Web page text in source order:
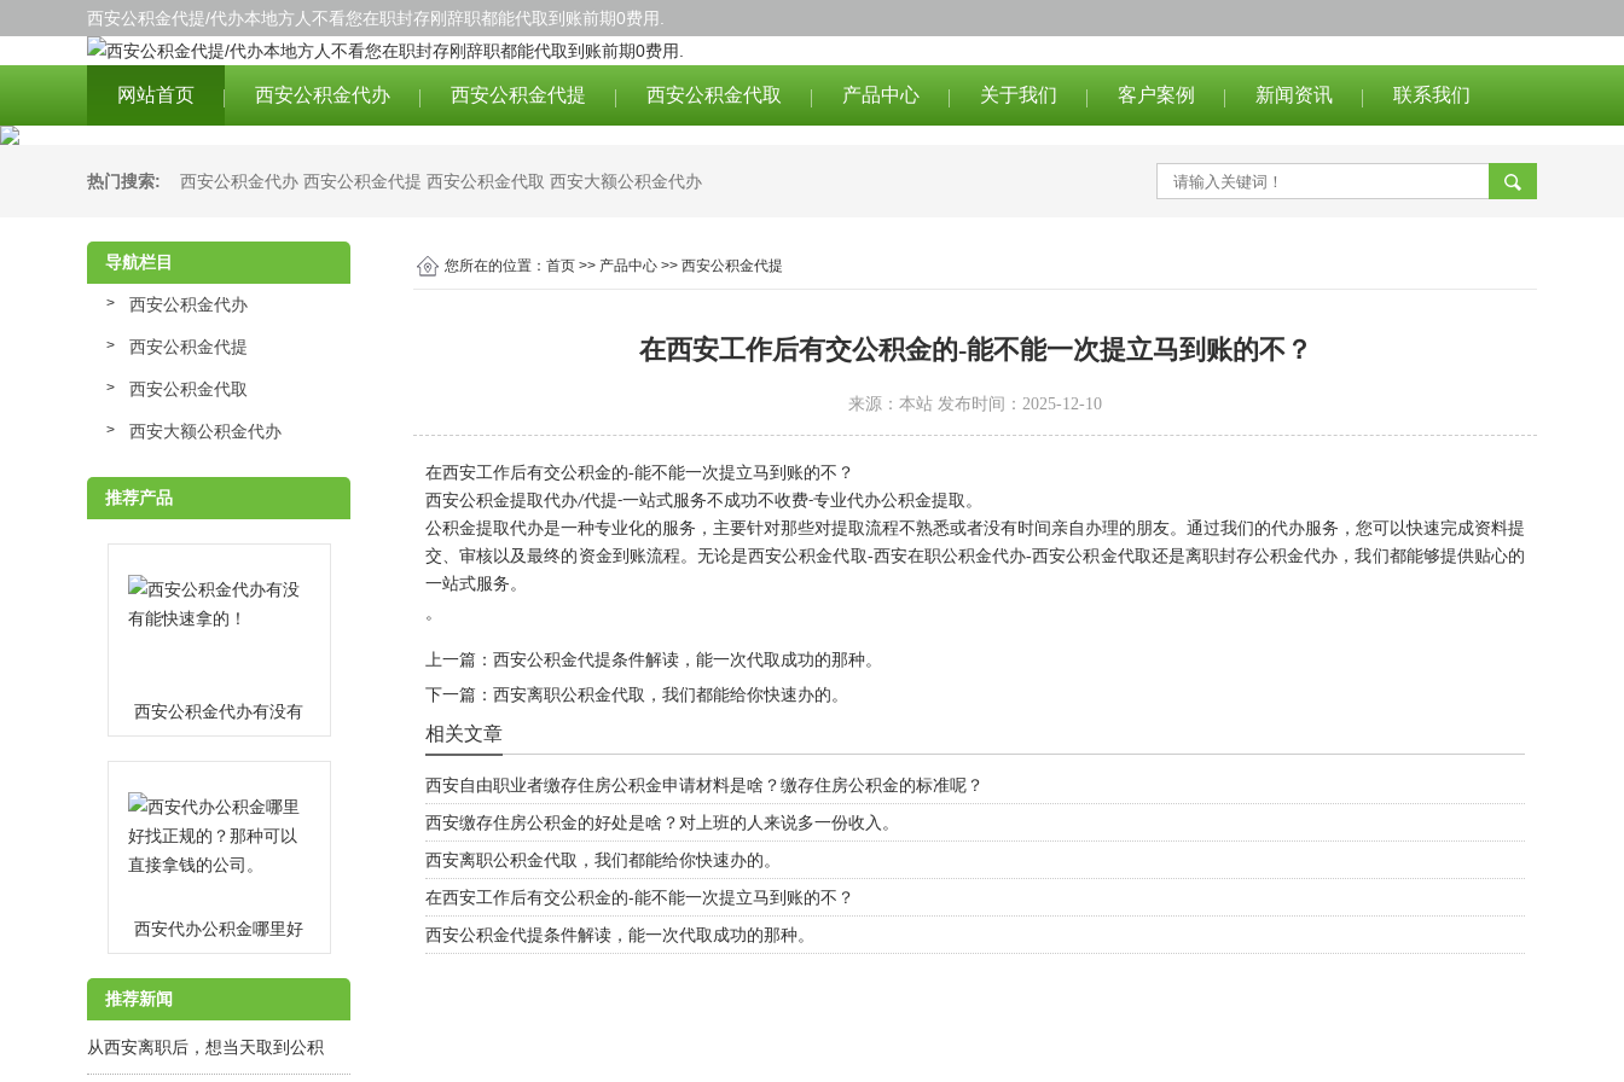
西安公积金代提/代办本地方人不看您在职封存刚辞职都能代取到账前期0费用.
网站首页 西安公积金代办 西安公积金代提 西安公积金代取 产品中心 关于我们 客户案例 新闻资讯 联系我们
热门搜索: 西安公积金代办 西安公积金代提 西安公积金代取 西安大额公积金代办
导航栏目
西安公积金代办
西安公积金代提
西安公积金代取
西安大额公积金代办
推荐产品
西安公积金代办有没有
能快速拿的！
MORE
西安代办公积金哪里好
找正规的？那种可以直
接拿钱的公司。
MORE
推荐新闻
从西安离职后，想当天取到公积
您所在的位置： 首页 >> 产品中心 >> 西安公积金代提
在西安工作后有交公积金的-能不能一次提立马到账的不？
来源：本站 发布时间：2025-12-10
在西安工作后有交公积金的-能不能一次提立马到账的不？
西安公积金提取代办/代提-一站式服务不成功不收费-专业代办公积金提取。
公积金提取代办是一种专业化的服务，主要针对那些对提取流程不熟悉或者没有时间亲自办理的朋友。通过我们的代办服务，您可以快速完成资料提
交、审核以及最终的资金到账流程。无论是西安公积金代取-西安在职公积金代办-西安公积金代取还是离职封存公积金代办，我们都能够提供贴心的
一站式服务。
。
上一篇： 西安公积金代提条件解读，能一次代取成功的那种。
下一篇： 西安离职公积金代取，我们都能给你快速办的。
相关文章
西安自由职业者缴存住房公积金申请材料是啥？缴存住房公积金的标准呢？
西安缴存住房公积金的好处是啥？对上班的人来说多一份收入。
西安离职公积金代取，我们都能给你快速办的。
在西安工作后有交公积金的-能不能一次提立马到账的不？
西安公积金代提条件解读，能一次代取成功的那种。